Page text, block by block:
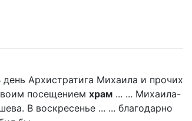
Архистратига Михаила и прочих
посещением храм ... ... Михаила-
В воскресенье ... ... благодарно